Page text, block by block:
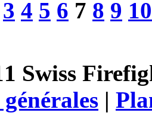
3 4 5 6 7 8 9 10
Swiss
|